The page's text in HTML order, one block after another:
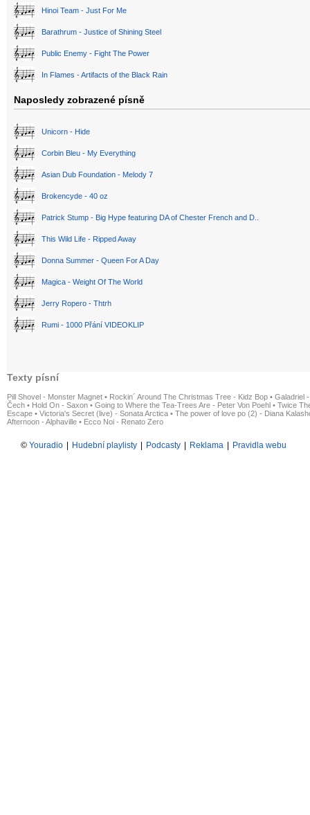
Hinoi Team - Just For Me
Barathrum - Justice of Shining Steel
Public Enemy - Fight The Power
In Flames - Artifacts of the Black Rain
Naposledy zobrazené písně
Unicorn - Hide
Corbin Bleu - My Everything
Asian Dub Foundation - Melody 7
Brokencyde - 40 oz
Patrick Stump - Big Hype featuring DA of Chester French and D..
This Wild Life - Ripped Away
Donna Summer - Queen For A Day
Magica - Weight Of The World
Jerry Ropero - Thtrh
Rumi - 1000 Přání VIDEOKLIP
Texty písní
Pill Shovel - Monster Magnet • Rockin´ Around The Christmas Tree - Kidz Bop • Galadriel
Čech • Hold On - Saxon • Going to Where the Tea-Trees Are - Peter Von Poehl • Twice
Escape • Victoria's Secret (live) - Sonata Arctica • The power of love po (2) - Diana
Afternoon - Alphaville • Ecco Noi - Renato Zero
© Youradio Hudební playlisty Podcasty Reklama Pravidla webu